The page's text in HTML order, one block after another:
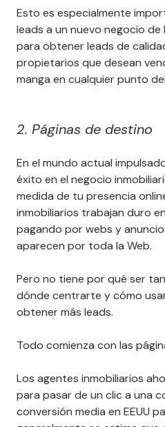
Esto es especialmente
leads a un nuevo negocio de
para obtener leads de
propietarios que desean
manga en cualquier punto
2. Páginas de destino
En el mundo actual
éxito en el negocio
medida de tu presencia
inmobiliarios trabajan duro
pagando por webs y
aparecen por toda la Web.
Pero no tiene por qué ser
dónde centrarte y cómo
obtener más leads.
Todo comienza con las
Los agentes inmobiliarios
para pasar de un clic a una
conversión media en EEUU